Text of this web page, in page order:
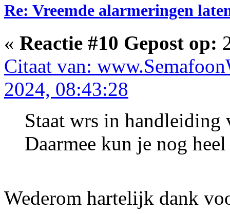
Re: Vreemde alarmeringen
« Reactie #10 Gepost op:
Citaat van:
2024, 08:43:28
Staat wrs in handleiding
Daarmee kun je nog
Wederom hartelijk dank